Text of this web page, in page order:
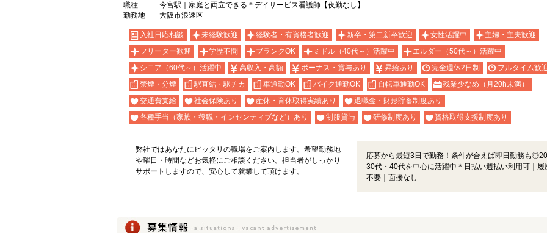
職種
今宮駅｜家庭と両立できる＊デイサービス看護師【夜勤なし】
勤務地
大阪市浪速区
入社日応相談 未経験歓迎 経験者・有資格者歓迎 新卒・第二新卒歓迎 女性活躍中
主婦・主夫歓迎
フリーター歓迎
学歴不問 ブランクOK ミドル（40代～）活躍中
エルダー（50代～）活躍中
シニア（60代～）活躍中
高収入・高額 ボーナス・賞与あり 昇給あり 完全週休2日制
フルタイム歓
禁煙・分煙
駅直結・駅チカ 車通勤OK バイク通勤OK 自転車通勤OK
残業少なめ（月20h未満）
交通費支給
社会保険あり 産休・育休取得実績あり
退職金・財形貯蓄制度あり
各種手当（家族・役職・インセンティブなど）あり
制服貸与 研修制度あり 資格取得支援制度あり
弊社ではあなたにピッタリの職場をご案内します。希望勤務地
や曜日・時間などお気軽にご相談ください。担当者がしっかり
サポートしますので、安心して就業して頂けます。
応募から最短3日で勤務！条件が合えば即日勤務も
30代・40代を中心に活躍中＊日払い週払い利用可｜履
不要｜面接なし